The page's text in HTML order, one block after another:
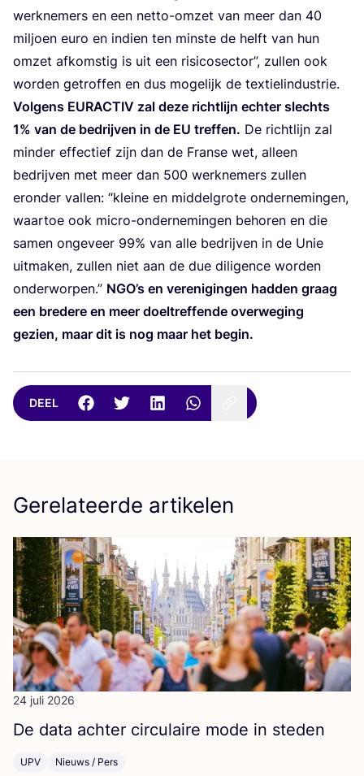
werk­ne­mers en een net­to-omzet van meer dan 40
mil­joen euro en indien ten min­ste de helft van hun
omzet afkom­stig is uit een risi­co­sec­tor”, zul­len ook
wor­den getrof­fen en dus moge­lijk de textielindustrie.
Vol­gens EUR­AC­TIV zal deze richt­lijn ech­ter slechts
1% van de bedrij­ven in de EU tref­fen. De richt­lijn zal
min­der effec­tief zijn dan de Fran­se wet, alleen
bedrij­ven met meer dan 500 werk­ne­mers zul­len
eron­der val­len: “klei­ne en mid­del­gro­te onder­ne­min­gen,
waar­toe ook micro-onder­ne­min­gen beho­ren en die
samen onge­veer 99% van alle bedrij­ven in de Unie
uit­ma­ken, zul­len niet aan de due dili­gen­ce wor­den
onder­wor­pen.” NGO’s en ver­e­ni­gin­gen had­den graag
een bre­de­re en meer doel­tref­fen­de over­we­ging
gezien, maar dit is nog maar het begin.
DEEL
Gerelateerde artikelen
24 juli 2026
De data ach­ter cir­cu­lai­re mode in steden
UPV Nieuws / Pers